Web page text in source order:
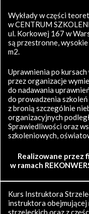
Wykłady w części
w CENTRUM
ul. Korkowej 167 w
są przestronne,
m2.
Uprawnienia po
przez organizacje
do nadawania
do prowadzenia
z bronią szczególnie
organizacyjnych
Sprawiedliwości oraz
szkoleniowych,
Realizowane przez
w ramach
Kurs Instruktora
instruktora obejmującej